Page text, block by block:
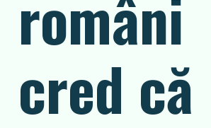
români
cred că